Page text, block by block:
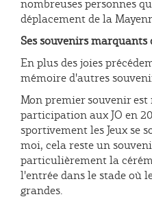
nombreuses personnes
déplacement de la
Ses souvenirs marquants
En plus des joies
mémoire d'autres
Mon premier souvenir
participation aux JO en
sportivement les Jeux se
moi, cela reste un
particulièrement la
l'entrée dans le stade où
grandes.